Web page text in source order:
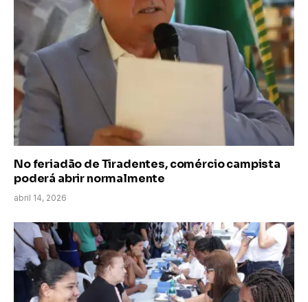
No feriadão de Tiradentes, comércio campista
poderá abrir normalmente
abril 14, 2026